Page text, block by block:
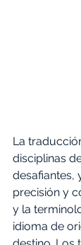
La
disciplinas
desafiantes,
precisión y
y la
idioma de